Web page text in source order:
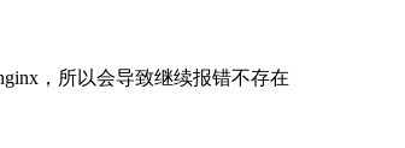
，所以会导致继续报错不存在